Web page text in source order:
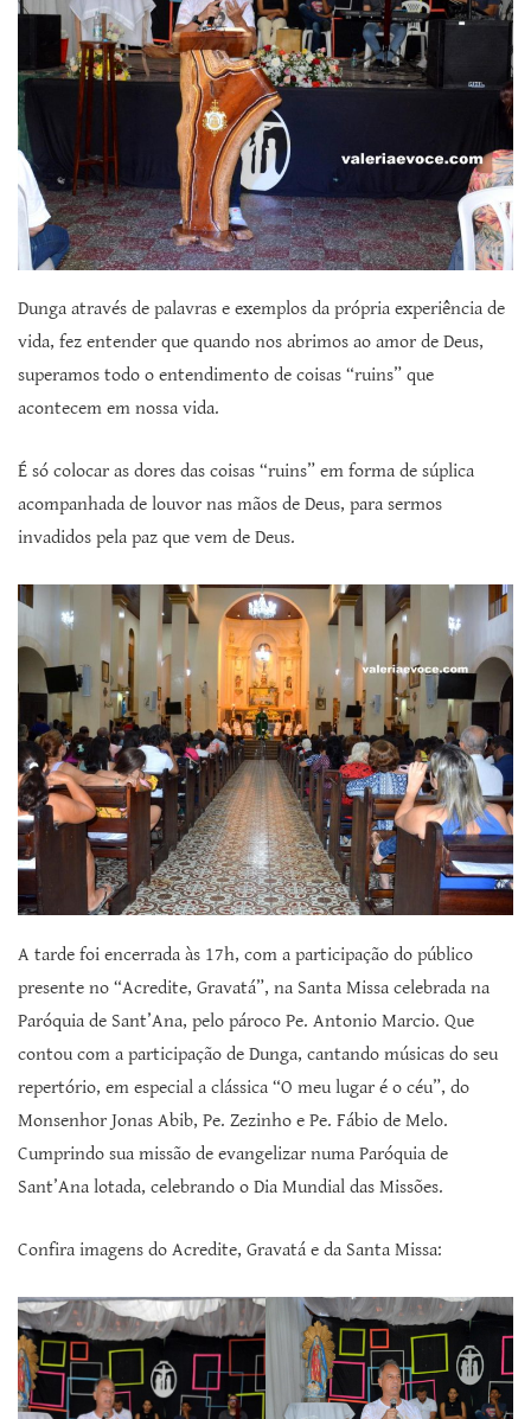
Dunga através de palavras e exemplos da própria experiência de
vida, fez entender que quando nos abrimos ao amor de Deus,
superamos todo o entendimento de coisas “ruins” que
acontecem em nossa vida.
É só colocar as dores das coisas “ruins” em forma de súplica
acompanhada de louvor nas mãos de Deus, para sermos
invadidos pela paz que vem de Deus.
A tarde foi encerrada às 17h, com a participação do público
presente no “Acredite, Gravatá”, na Santa Missa celebrada na
Paróquia de Sant’Ana, pelo pároco Pe. Antonio Marcio. Que
contou com a participação de Dunga, cantando músicas do seu
repertório, em especial a clássica “O meu lugar é o céu”, do
Monsenhor Jonas Abib, Pe. Zezinho e Pe. Fábio de Melo.
Cumprindo sua missão de evangelizar numa Paróquia de
Sant’Ana lotada, celebrando o Dia Mundial das Missões.
Confira imagens do Acredite, Gravatá e da Santa Missa: